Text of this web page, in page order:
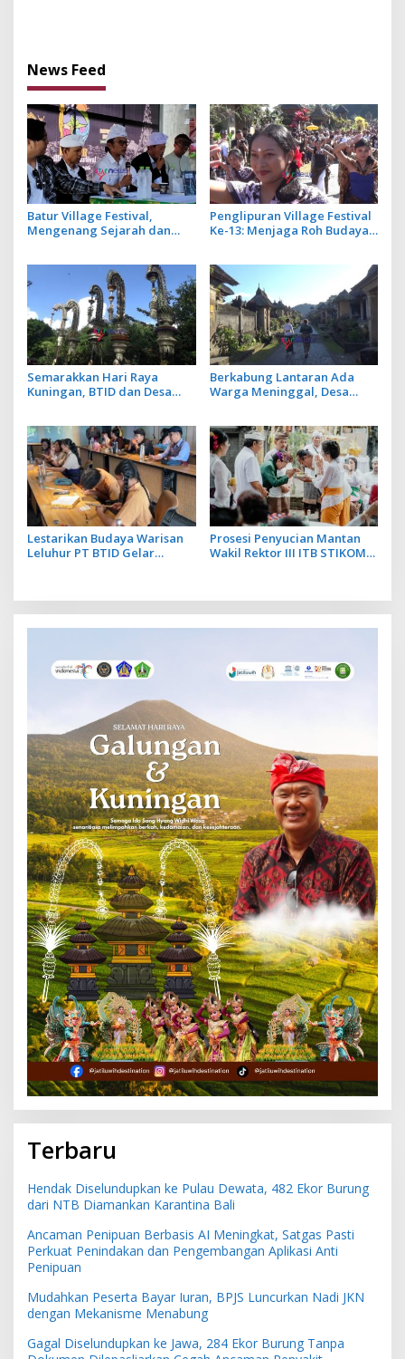
News Feed
Batur Village Festival,
Mengenang Sejarah dan
Penglipuran Village Festival
Ke-13: Menjaga Roh Budaya
Semarakkan Hari Raya
Kuningan, BTID dan Desa
Berkabung Lantaran Ada
Warga Meninggal, Desa
saat Galungan
Lestarikan Budaya Warisan
Leluhur PT BTID Gelar
Prosesi Penyucian Mantan
Wakil Rektor III ITB STIKOM
Terbaru
Hendak Diselundupkan ke Pulau Dewata, 482 Ekor Burung
dari NTB Diamankan Karantina Bali
Ancaman Penipuan Berbasis AI Meningkat, Satgas Pasti
Perkuat Penindakan dan Pengembangan Aplikasi Anti
Penipuan
Mudahkan Peserta Bayar Iuran, BPJS Luncurkan Nadi JKN
dengan Mekanisme Menabung
Gagal Diselundupkan ke Jawa, 284 Ekor Burung Tanpa